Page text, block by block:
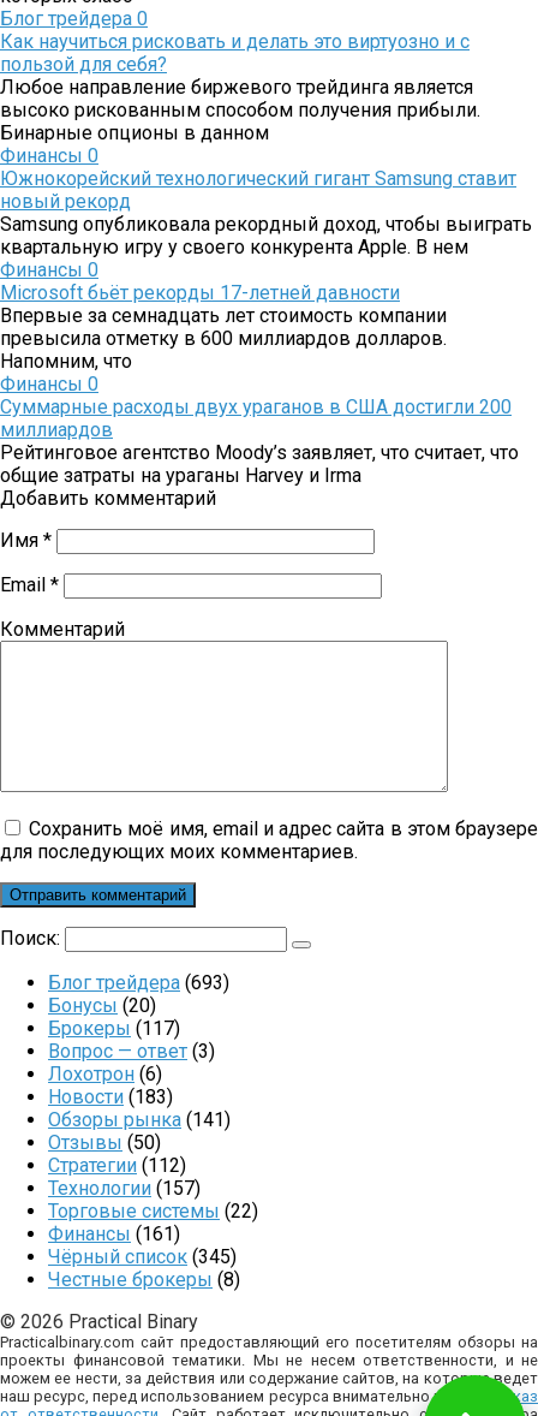
Блог трейдера 0
Как научиться рисковать и делать это виртуозно и с
пользой для себя?
Любое направление биржевого трейдинга является
высоко рискованным способом получения прибыли.
Бинарные опционы в данном
Финансы 0
Южнокорейский технологический гигант Samsung ставит
новый рекорд
Samsung опубликовала рекордный доход, чтобы выиграть
квартальную игру у своего конкурента Apple. В нем
Финансы 0
Microsoft бьёт рекорды 17-летней давности
Впервые за семнадцать лет стоимость компании
превысила отметку в 600 миллиардов долларов.
Напомним, что
Финансы 0
Суммарные расходы двух ураганов в США достигли 200
миллиардов
Рейтинговое агентство Moody’s заявляет, что считает, что
общие затраты на ураганы Harvey и Irma
Добавить комментарий
Имя *
Email *
Комментарий
Сохранить моё имя, email и адрес сайта в этом браузере
для последующих моих комментариев.
Поиск:
Блог трейдера (693)
Бонусы (20)
Брокеры (117)
Вопрос — ответ (3)
Лохотрон (6)
Новости (183)
Обзоры рынка (141)
Отзывы (50)
Стратегии (112)
Технологии (157)
Торговые системы (22)
Финансы (161)
Чёрный список (345)
Честные брокеры (8)
© 2026 Practical Binary
Practicalbinary.com сайт предоставляющий его посетителям обзоры на
проекты финансовой тематики. Мы не несем ответственности, и не
можем ее нести, за действия или содержание сайтов, на которые ведет
наш ресурс, перед использованием ресурса внимательно изучите
отказ